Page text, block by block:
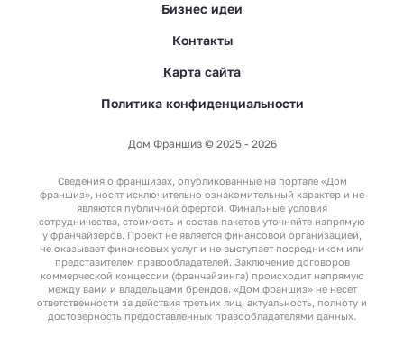
Бизнес идеи
Контакты
Карта сайта
Политика конфиденциальности
Дом Франшиз © 2025 - 2026